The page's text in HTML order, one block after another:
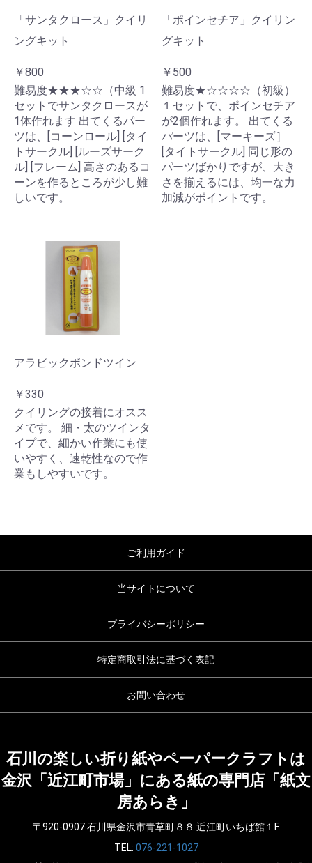
「サンタクロース」クイリ
ングキット
￥800
難易度★★★☆☆（中級 1
セットでサンタクロースが
1体作れます 出てくるパー
ツは、[コーンロール] [タイ
トサークル] [ルーズサーク
ル] [フレーム] 高さのあるコ
ーンを作るところが少し難
しいです。
「ポインセチア」クイリン
グキット
￥500
難易度★☆☆☆☆（初級）
１セットで、ポインセチア
が2個作れます。 出てくる
パーツは、[マーキーズ］
[タイトサークル] 同じ形の
パーツばかりですが、大き
さを揃えるには、均一な力
加減がポイントです。
アラビックボンドツイン
￥330
クイリングの接着にオスス
メです。 細・太のツインタ
イプで、細かい作業にも使
いやすく、速乾性なので作
業もしやすいです。
ご利用ガイド
当サイトについて
プライバシーポリシー
特定商取引法に基づく表記
お問い合わせ
石川の楽しい折り紙やペーパークラフトは
金沢「近江町市場」にある紙の専門店「紙文
房あらき」
〒920-0907 石川県金沢市青草町８８ 近江町いちば館１F
TEL: 076-221-1027